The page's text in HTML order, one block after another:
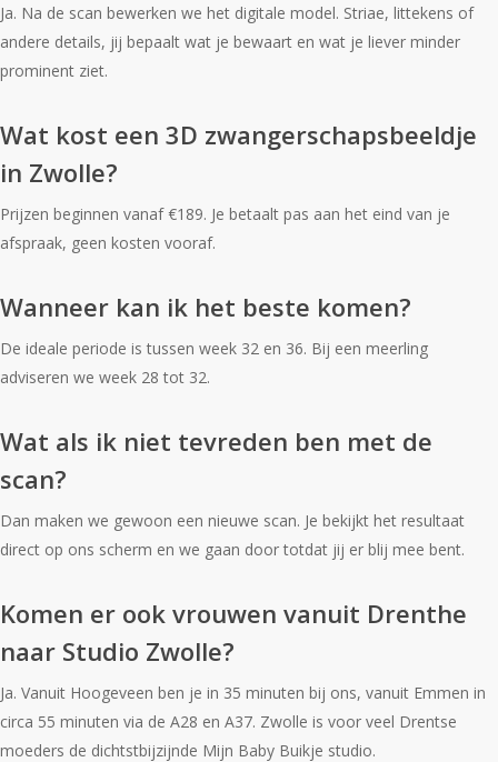
Ja. Na de scan bewerken we het digitale model. Striae, littekens of
andere details, jij bepaalt wat je bewaart en wat je liever minder
prominent ziet.
Wat kost een 3D zwangerschapsbeeldje
in Zwolle?
Prijzen beginnen vanaf €189. Je betaalt pas aan het eind van je
afspraak, geen kosten vooraf.
Wanneer kan ik het beste komen?
De ideale periode is tussen week 32 en 36. Bij een meerling
adviseren we week 28 tot 32.
Wat als ik niet tevreden ben met de
scan?
Dan maken we gewoon een nieuwe scan. Je bekijkt het resultaat
direct op ons scherm en we gaan door totdat jij er blij mee bent.
Komen er ook vrouwen vanuit Drenthe
naar Studio Zwolle?
Ja. Vanuit Hoogeveen ben je in 35 minuten bij ons, vanuit Emmen in
circa 55 minuten via de A28 en A37. Zwolle is voor veel Drentse
moeders de dichtstbijzijnde Mijn Baby Buikje studio.